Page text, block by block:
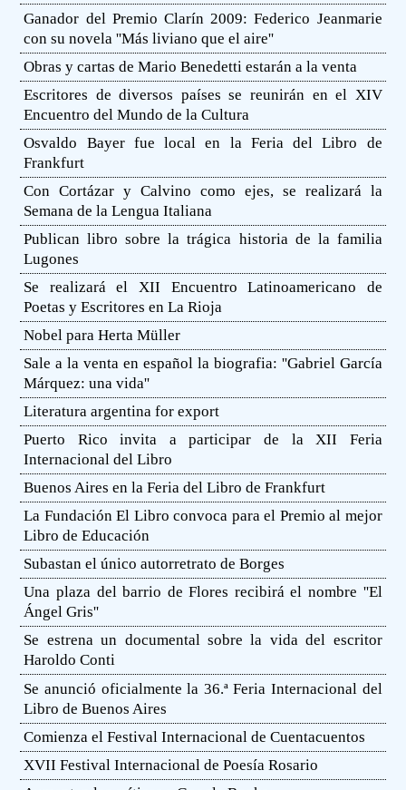
Ganador del Premio Clarín 2009: Federico Jeanmarie
con su novela ''Más liviano que el aire''
Obras y cartas de Mario Benedetti estarán a la venta
Escritores de diversos países se reunirán en el XIV
Encuentro del Mundo de la Cultura
Osvaldo Bayer fue local en la Feria del Libro de
Frankfurt
Con Cortázar y Calvino como ejes, se realizará la
Semana de la Lengua Italiana
Publican libro sobre la trágica historia de la familia
Lugones
Se realizará el XII Encuentro Latinoamericano de
Poetas y Escritores en La Rioja
Nobel para Herta Müller
Sale a la venta en español la biografia: ''Gabriel García
Márquez: una vida''
Literatura argentina for export
Puerto Rico invita a participar de la XII Feria
Internacional del Libro
Buenos Aires en la Feria del Libro de Frankfurt
La Fundación El Libro convoca para el Premio al mejor
Libro de Educación
Subastan el único autorretrato de Borges
Una plaza del barrio de Flores recibirá el nombre ''El
Ángel Gris''
Se estrena un documental sobre la vida del escritor
Haroldo Conti
Se anunció oficialmente la 36.ª Feria Internacional del
Libro de Buenos Aires
Comienza el Festival Internacional de Cuentacuentos
XVII Festival Internacional de Poesía Rosario